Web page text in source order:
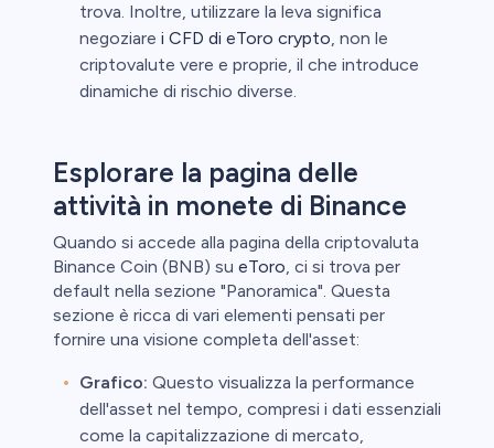
trova. Inoltre, utilizzare la leva significa
negoziare i CFD di eToro crypto, non le
criptovalute vere e proprie, il che introduce
dinamiche di rischio diverse.
Esplorare la pagina delle
attività in monete di Binance
Quando si accede alla pagina della criptovaluta
Binance Coin (BNB) su eToro, ci si trova per
default nella sezione "Panoramica". Questa
sezione è ricca di vari elementi pensati per
fornire una visione completa dell'asset:
Grafico: Questo visualizza la performance
dell'asset nel tempo, compresi i dati essenziali
come la capitalizzazione di mercato,